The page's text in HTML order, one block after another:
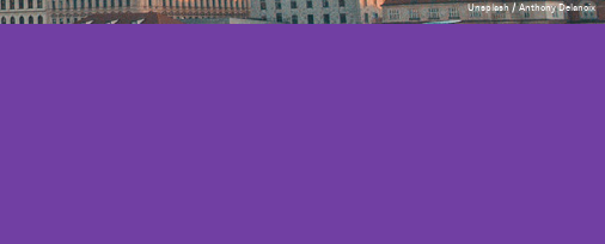
Unsplash / Anthony Delanoix